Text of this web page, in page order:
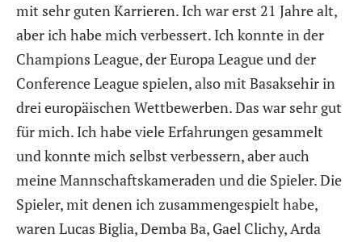
mit sehr guten Karrieren. Ich war erst 21 Jahre alt,
aber ich habe mich verbessert. Ich konnte in der
Champions League, der Europa League und der
Conference League spielen, also mit Basaksehir in
drei europäischen Wettbewerben. Das war sehr gut
für mich. Ich habe viele Erfahrungen gesammelt
und konnte mich selbst verbessern, aber auch
meine Mannschaftskameraden und die Spieler. Die
Spieler, mit denen ich zusammengespielt habe,
waren Lucas Biglia, Demba Ba, Gael Clichy, Arda